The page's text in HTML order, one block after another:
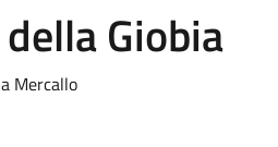
Giobia
Mercallo